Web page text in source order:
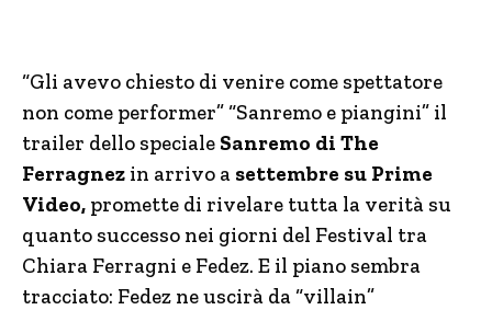
“Gli avevo chiesto di venire come spettatore
non come performer” “Sanremo e piangini” il
trailer dello speciale Sanremo di The
Ferragnez in arrivo a settembre su Prime
Video, promette di rivelare tutta la verità su
quanto successo nei giorni del Festival tra
Chiara Ferragni e Fedez. E il piano sembra
tracciato: Fedez ne uscirà da “villain”